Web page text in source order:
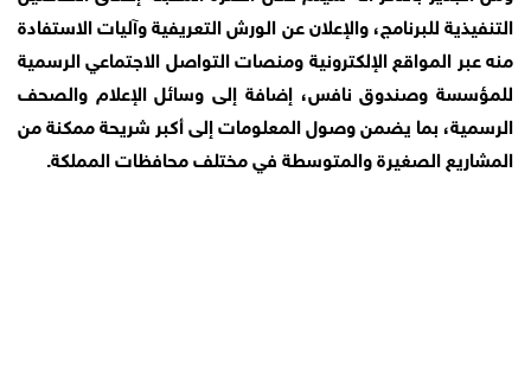
التنفيذية للبرنامج، والإعلان عن الورش التعريفية وآليات الاستفادة
منه عبر المواقع الإلكترونية ومنصات التواصل الاجتماعي الرسمية
للمؤسسة وصندوق نافس، إضافة إلى وسائل الإعلام والصحف
الرسمية، بما يضمن وصول المعلومات إلى أكبر شريحة ممكنة من
المشاريع الصغيرة والمتوسطة في مختلف محافظات المملكة.